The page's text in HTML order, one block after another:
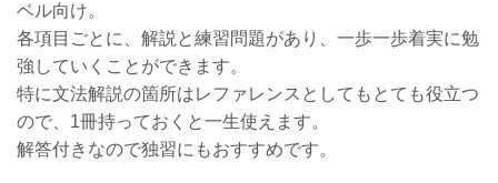
ベル向け。
各項目ごとに、解説と練習問題があり、一歩一歩着実に勉
強していくことができます。
特に文法解説の箇所はレファレンスとしてもとても役立つ
ので、1冊持っておくと一生使えます。
解答付きなので独習にもおすすめです。